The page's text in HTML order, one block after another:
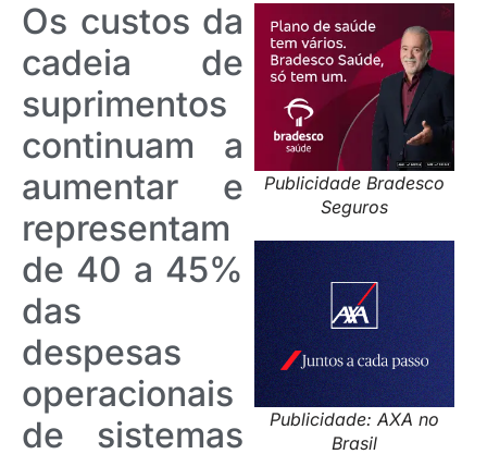
Publicidade Bradesco
Seguros
Publicidade: AXA no
Brasil
Os custos da
cadeia de
suprimentos
continuam a
aumentar e
representam
de 40 a 45%
das
despesas
operacionais
de sistemas